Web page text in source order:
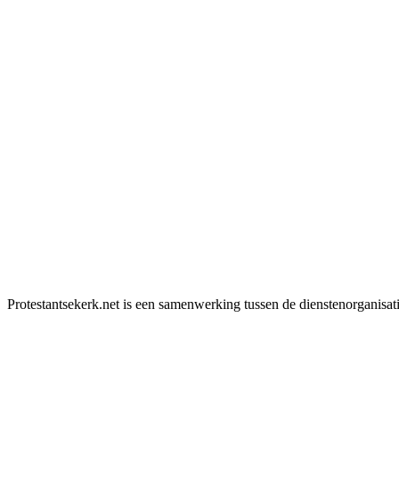
Protestantsekerk.net is een samenwerking tussen de